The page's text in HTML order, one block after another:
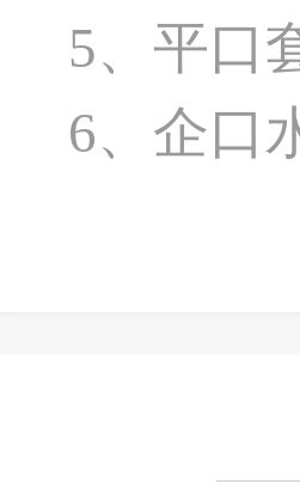
5、平口
6、企口